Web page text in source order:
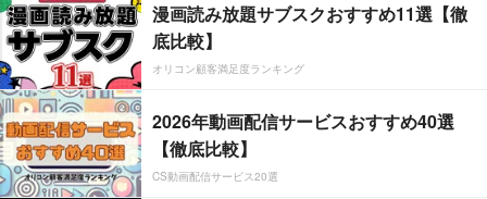
漫画読み放題サブスクおすすめ11選【徹
底比較】
オリコン顧客満足度ランキング
2026年動画配信サービスおすすめ40選
【徹底比較】
CS動画配信サービス20選